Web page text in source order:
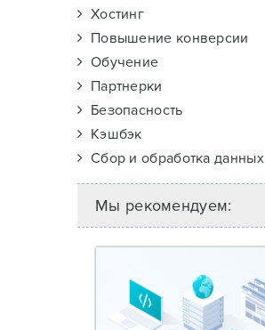
Хостинг
Повышение конверсии
Обучение
Партнерки
Безопасность
Кэшбэк
Сбор и обработка данных
Мы рекомендуем: